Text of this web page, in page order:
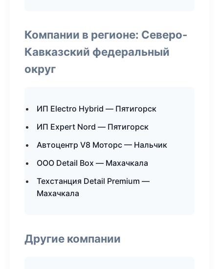
Компании в регионе: Северо-
Кавказский федеральный
округ
ИП Electro Hybrid — Пятигорск
ИП Expert Nord — Пятигорск
Автоцентр V8 Моторс — Нальчик
ООО Detail Box — Махачкала
Техстанция Detail Premium —
Махачкала
Другие компании